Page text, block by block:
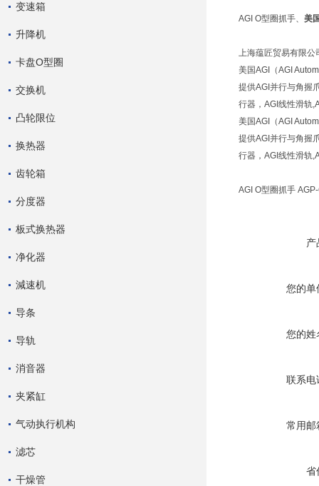
变速箱
升降机
卡盘O型圈
交换机
凸轮限位
换热器
齿轮箱
分度器
板式换热器
净化器
減速机
导条
导轨
消音器
夹紧缸
气动执行机构
滤芯
干燥管
AGI O型圈抓手、 美
上海蕴匠贸易有限公
美国AGI（AGI
提供AGI并行与角握
行器，AGI线性滑轨
美国AGI（AGI
提供AGI并行与角握
行器，AGI线性滑轨
AGI O型圈抓手
产
您的单
您的姓
联系电
常用邮
省